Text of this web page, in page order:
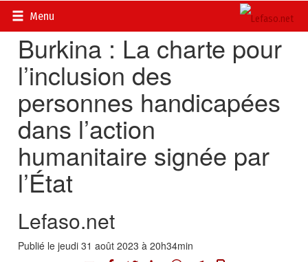
Menu
Accueil>
Burkina : La charte pour
l’inclusion des
personnes handicapées
dans l’action
humanitaire signée par
l’État
Lefaso.net
Publié le jeudi 31 août 2023 à 20h34min